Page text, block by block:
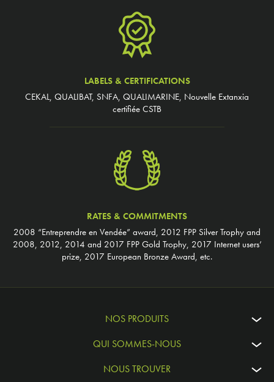
LABELS & CERTIFICATIONS
CEKAL, QUALIBAT, SNFA, QUALIMARINE, Nouvelle Extanxia
certifiée CSTB
RATES & COMMITMENTS
2008 “Entreprendre en Vendée” award, 2012 FPP Silver Trophy and
2008, 2012, 2014 and 2017 FPP Gold Trophy, 2017 Internet users’
prize, 2017 European Bronze Award, etc.
NOS PRODUITS
QUI SOMMES-NOUS
NOUS TROUVER